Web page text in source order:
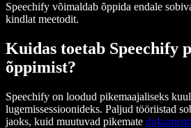
Speechify võimaldab õppida endale
kindlat meetodit.
Kuidas toetab Speechify
õppimist?
Speechify on loodud pikemaajaliseks
lugemissessioonideks. Paljud tööriistad
jaoks, kuid muutuvad pikemate